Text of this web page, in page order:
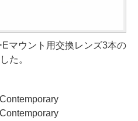
マウント用交換レンズ3本の
た。